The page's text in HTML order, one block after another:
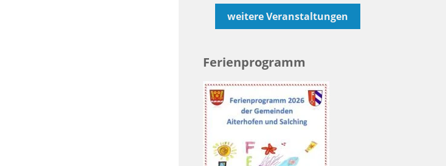
weitere Veranstaltungen
Ferienprogramm